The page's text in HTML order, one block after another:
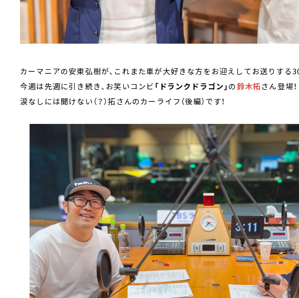
カーマニアの安東弘樹が、これまた車が大好きな方をお迎えしてお送りする30
今週は先週に引き続き、お笑いコンビ 「ドランクドラゴン」の鈴木拓さん登場！
涙なしには聞けない（？）拓さんのカーライフ（後編）です！